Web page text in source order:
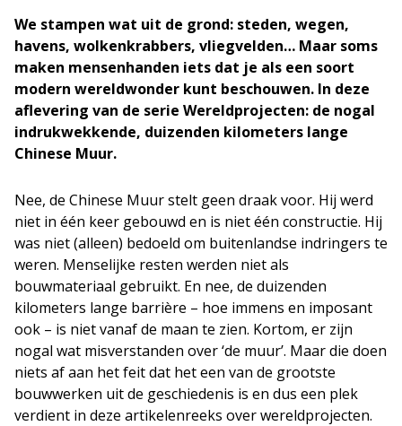
We stampen wat uit de grond: steden, wegen,
havens, wolkenkrabbers, vliegvelden… Maar soms
maken mensenhanden iets dat je als een soort
modern wereldwonder kunt beschouwen. In deze
aflevering van de serie Wereldprojecten: de nogal
indrukwekkende, duizenden kilometers lange
Chinese Muur.
Nee, de Chinese Muur stelt geen draak voor. Hij werd
niet in één keer gebouwd en is niet één constructie. Hij
was niet (alleen) bedoeld om buitenlandse indringers te
weren. Menselijke resten werden niet als
bouwmateriaal gebruikt. En nee, de duizenden
kilometers lange barrière – hoe immens en imposant
ook – is niet vanaf de maan te zien. Kortom, er zijn
nogal wat misverstanden over ‘de muur’. Maar die doen
niets af aan het feit dat het een van de grootste
bouwwerken uit de geschiedenis is en dus een plek
verdient in deze artikelenreeks over wereldprojecten.